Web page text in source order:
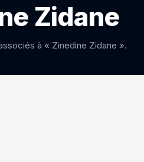
Zidane
à « Zinedine Zidane ».